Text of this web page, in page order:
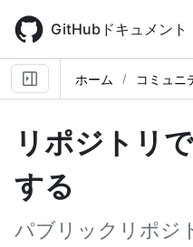
main
content
GitHubドキュメント
ホーム コミュニ
リポジトリ
する
パブリックリポジ